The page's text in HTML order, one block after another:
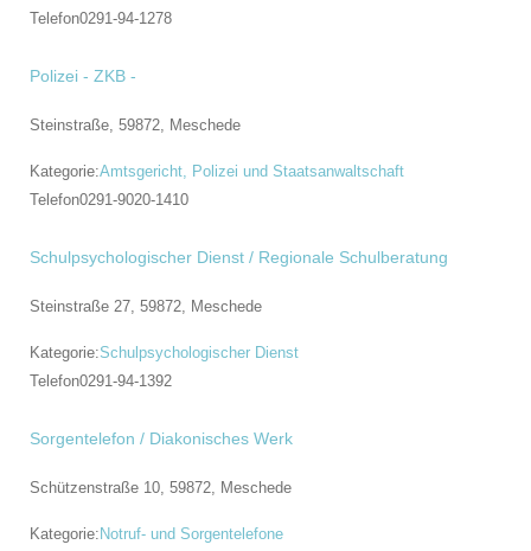
Telefon0291-94-1278
Polizei - ZKB -
Steinstraße, 59872, Meschede
Kategorie:Amtsgericht, Polizei und Staatsanwaltschaft
Telefon0291-9020-1410
Schulpsychologischer Dienst / Regionale Schulberatung
Steinstraße 27, 59872, Meschede
Kategorie:Schulpsychologischer Dienst
Telefon0291-94-1392
Sorgentelefon / Diakonisches Werk
Schützenstraße 10, 59872, Meschede
Kategorie:Notruf- und Sorgentelefone